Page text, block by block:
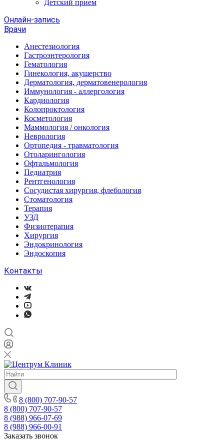
Детский прием
Онлайн-запись
Врачи
Анестезиология
Гастроэнтерология
Гематология
Гинекология, акушерство
Дерматология, дерматовенерология
Иммунология - аллергология
Кардиология
Колопроктология
Косметология
Маммология / онкология
Неврология
Ортопедия - травматология
Отоларингология
Офтальмология
Педиатрия
Рентгенология
Сосудистая хирургия, флебология
Стоматология
Терапия
УЗД
Физиотерапия
Хирургия
Эндокринология
Эндоскопия
Контакты
8 (800) 707-90-57
8 (800) 707-90-57
8 (988) 966-07-69
8 (988) 966-00-91
Заказать звонок